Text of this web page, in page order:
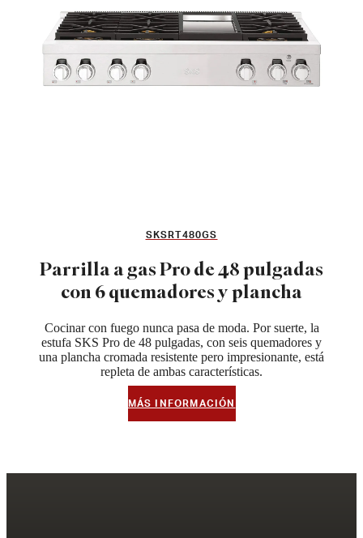
SKSRT480GS
Parrilla a gas Pro de 48 pulgadas
con 6 quemadores y plancha
Cocinar con fuego nunca pasa de moda. Por suerte, la
estufa SKS Pro de 48 pulgadas, con seis quemadores y
una plancha cromada resistente pero impresionante, está
repleta de ambas características.
MÁS INFORMACIÓN